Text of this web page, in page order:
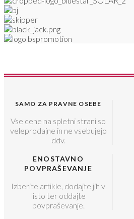
SAMO ZA PRAVNE OSEBE
Vse cene na spletni strani so
veleprodajne in ne vsebujejo
ddv.
ENOSTAVNO
POVPRAŠEVANJE
Izberite artikle, dodajte jih v
listo ter oddajte
povpraševanje.